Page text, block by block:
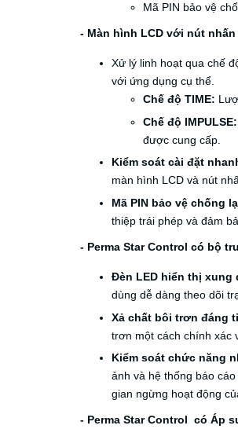
Mã PIN bảo vệ
- Màn hình LCD với nút
Xử lý linh hoạt qua chế
với ứng dụng cụ thể.
Chế độ TIME:
Chế độ IMPULSE:
được cung cấp.
Kiểm soát cài đặt
màn hình LCD và nút
Mã PIN bảo vệ chống
thiệp trái phép và đảm
- Perma Star Control có bộ
Đèn LED hiển thị xung
dùng dễ dàng theo dõi
Xả chất bôi trơn đáng
trơn một cách chính xác
Kiểm soát chức năng
ảnh và hệ thống báo
gian ngừng hoạt động
- Perma Star Control có Áp